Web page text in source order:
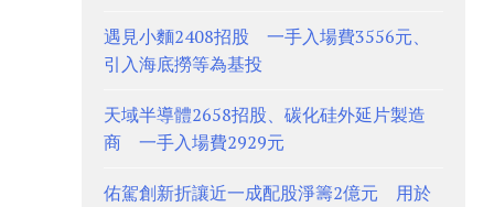
遇見小麵2408招股 一手入場費3556元、
引入海底撈等為基投
天域半導體2658招股、碳化硅外延片製造
商 一手入場費2929元
佑駕創新折讓近一成配股淨籌2億元 用於